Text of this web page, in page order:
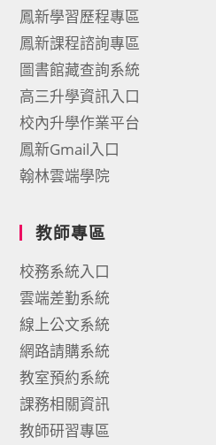
鳳新學習歷程專區
鳳新課程諮詢專區
圖書館藏查詢系統
高三升學資訊入口
校內升學作業平台
鳳新Gmail入口
翰林雲端學院
教師專區
校務系統入口
雲端差勤系統
線上公文系統
網路請購系統
教室預約系統
課務相關資訊
教師研習專區